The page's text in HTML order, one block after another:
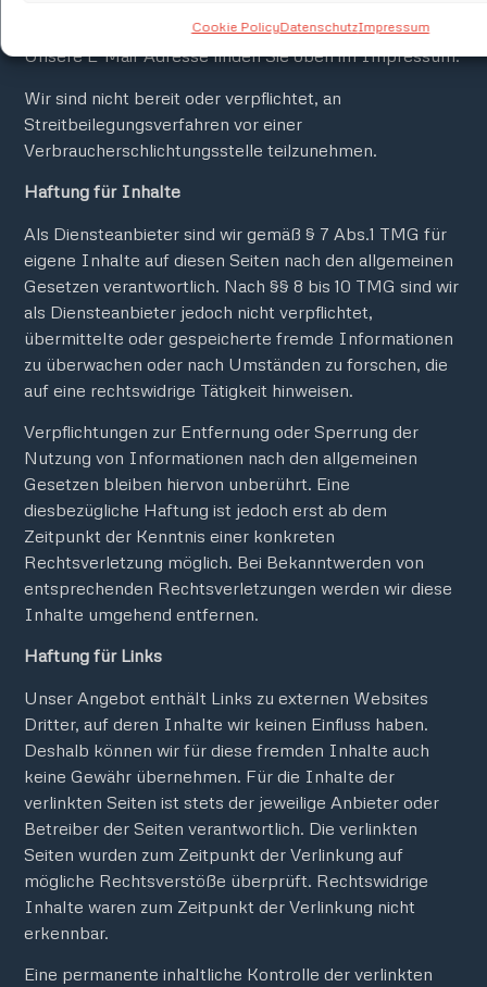
Cookie PolicyDatenschutzImpressum
https://ec.europa.eu/consumers/odr.
Unsere E-Mail-Adresse finden Sie oben im Impressum.
Wir sind nicht bereit oder verpflichtet, an
Streitbeilegungsverfahren vor einer
Verbraucherschlichtungsstelle teilzunehmen.
Haftung für Inhalte
Als Diensteanbieter sind wir gemäß § 7 Abs.1 TMG für
eigene Inhalte auf diesen Seiten nach den allgemeinen
Gesetzen verantwortlich. Nach §§ 8 bis 10 TMG sind wir
als Diensteanbieter jedoch nicht verpflichtet,
übermittelte oder gespeicherte fremde Informationen
zu überwachen oder nach Umständen zu forschen, die
auf eine rechtswidrige Tätigkeit hinweisen.
Verpflichtungen zur Entfernung oder Sperrung der
Nutzung von Informationen nach den allgemeinen
Gesetzen bleiben hiervon unberührt. Eine
diesbezügliche Haftung ist jedoch erst ab dem
Zeitpunkt der Kenntnis einer konkreten
Rechtsverletzung möglich. Bei Bekanntwerden von
entsprechenden Rechtsverletzungen werden wir diese
Inhalte umgehend entfernen.
Haftung für Links
Unser Angebot enthält Links zu externen Websites
Dritter, auf deren Inhalte wir keinen Einfluss haben.
Deshalb können wir für diese fremden Inhalte auch
keine Gewähr übernehmen. Für die Inhalte der
verlinkten Seiten ist stets der jeweilige Anbieter oder
Betreiber der Seiten verantwortlich. Die verlinkten
Seiten wurden zum Zeitpunkt der Verlinkung auf
mögliche Rechtsverstöße überprüft. Rechtswidrige
Inhalte waren zum Zeitpunkt der Verlinkung nicht
erkennbar.
Eine permanente inhaltliche Kontrolle der verlinkten